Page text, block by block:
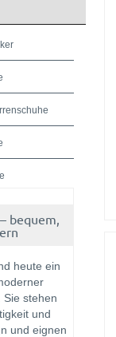
bequem,
heute ein
Sie stehen
und
und eignen